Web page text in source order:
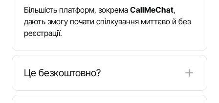
Більшість платформ, зокрема CallMeChat,
дають змогу почати спілкування миттєво й без
реєстрації.
Це безкоштовно?
Так, відеочат із самотніми дівчатами